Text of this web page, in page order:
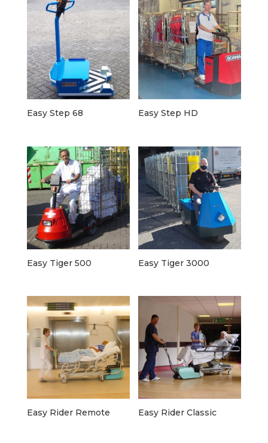
Easy Step 68 Easy Step HD
Easy Tiger 500 Easy Tiger 3000
Easy Rider Remote Easy Rider Classic